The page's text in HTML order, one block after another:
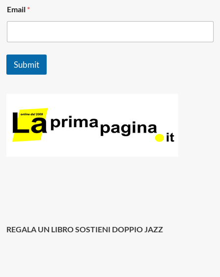
a
i
Email *
Submit
REGALA UN LIBRO SOSTIENI DOPPIO JAZZ